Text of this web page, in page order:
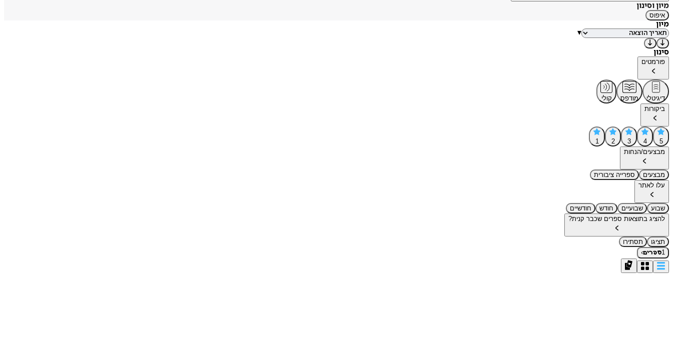
מיון וסינון
איפוס
מיון
▾
סינון
פורמטים
דיגיטלי מודפס
קולי
ביקורות
5
4
3
2
1
מבצעים/הנחות
מבצעים
ספרייה ציבורית
עלו לאתר
שבוע שבועיים חודש
חודשיים
להציג בתוצאות ספרים שכבר קנית?
תציגו
תסתירו
1ספרים›